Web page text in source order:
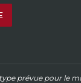
prévue pour le